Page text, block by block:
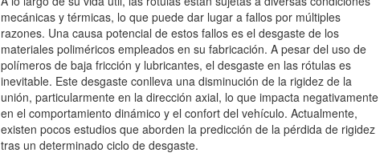
mecánicas y térmicas, lo que puede dar lugar a fallos por múltiples
razones. Una causa potencial de estos fallos es el desgaste de los
materiales poliméricos empleados en su fabricación. A pesar del uso de
polímeros de baja fricción y lubricantes, el desgaste en las rótulas es
inevitable. Este desgaste conlleva una disminución de la rigidez de la
unión, particularmente en la dirección axial, lo que impacta negativamente
en el comportamiento dinámico y el confort del vehículo. Actualmente,
existen pocos estudios que aborden la predicción de la pérdida de rigidez
tras un determinado ciclo de desgaste.